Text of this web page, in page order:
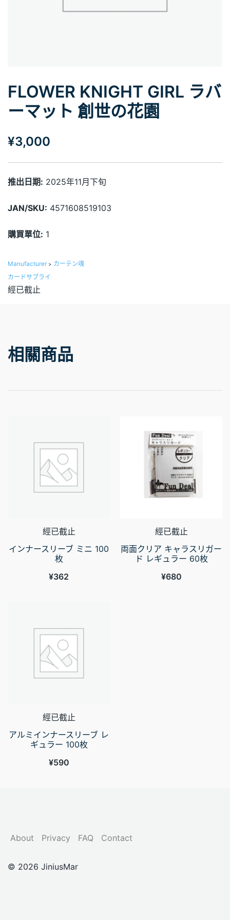
FLOWER KNIGHT GIRL ラバ
ーマット 創世の花園
¥3,000
推出日期: 2025年11月下旬
JAN/SKU: 4571608519103
購買單位: 1
Manufacturer > カーテン魂
カードサプライ
經已截止
相關商品
經已截止
インナースリーブ ミニ 100
枚
¥362
經已截止
両面クリア キャラスリガー
ド レギュラー 60枚
¥680
經已截止
アルミインナースリーブ レ
ギュラー 100枚
¥590
About Privacy FAQ Contact
© 2026 JiniusMar